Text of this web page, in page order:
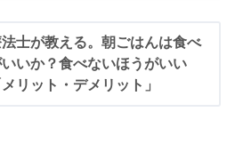
士が教える。朝ごはんは食べ
いか？食べないほうがいい
リット・デメリット」